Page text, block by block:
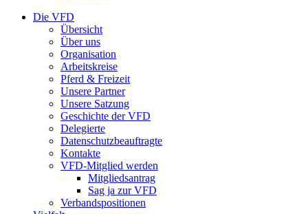
Die VFD
Übersicht
Über uns
Organisation
Arbeitskreise
Pferd & Freizeit
Unsere Partner
Unsere Satzung
Geschichte der VFD
Delegierte
Datenschutzbeauftragte
Kontakte
VFD-Mitglied werden
Mitgliedsantrag
Sag ja zur VFD
Verbandspositionen